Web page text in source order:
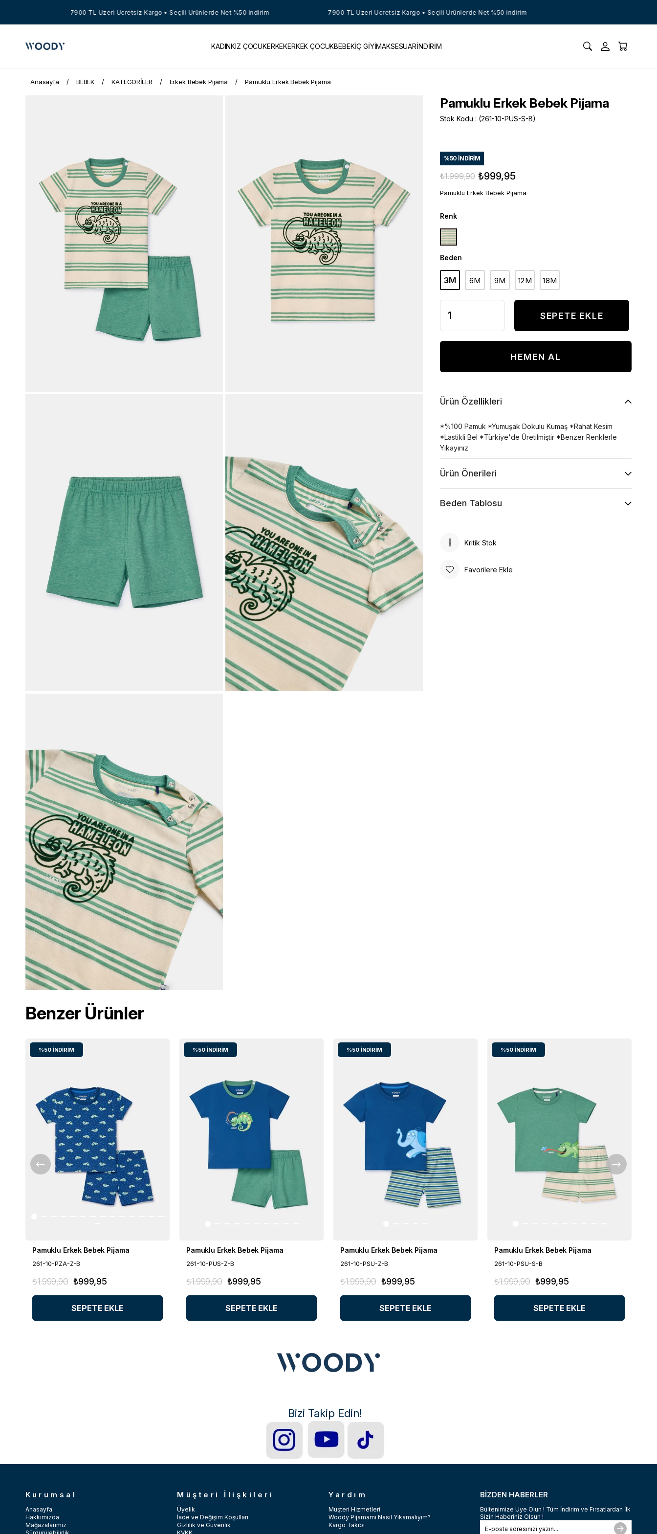
7900 TL Üzeri Ücretsiz Kargo • Seçili Ürünlerde Net %50 indirim 7900 TL Üzeri Ücretsiz Kargo • Seçili Ürünlerde Net %50 indirim
KADINKIZ ÇOCUKERKEKERKEK ÇOCUKBEBEKİÇ GİYİMAKSESUARİNDİRİM
Anasayfa BEBEK KATEGORİLER Erkek Bebek Pijama Pamuklu Erkek Bebek Pijama
Pamuklu Erkek Bebek Pijama
Stok Kodu (261-10-PUS-S-B)
%50 İNDIRIM
₺1.999,90 ₺999,95
Pamuklu Erkek Bebek Pijama
Renk
Beden
3M 6M 9M 12M 18M
Ürün Özellikleri
*%100 Pamuk *Yumuşak Dokulu Kumaş *Rahat Kesim
*Lastikli Bel *Türkiye'de Üretilmiştir *Benzer Renklerle
Yıkayınız
Ürün Önerileri
Beden Tablosu
Kritik Stok
Favorilere Ekle
Benzer Ürünler
Pamuklu Erkek Bebek Pijama
261-10-PZA-Z-B
₺999,95
₺1.999,90
SEPETE EKLE
%50 İNDIRIM
Pamuklu Erkek Bebek Pijama
261-10-PUS-Z-B
₺999,95
₺1.999,90
SEPETE EKLE
%50 İNDIRIM
Pamuklu Erkek Bebek Pijama
261-10-PSU-Z-B
₺999,95
₺1.999,90
SEPETE EKLE
%50 İNDIRIM
Pamuklu Erkek Bebek Pijama
261-10-PSU-S-B
₺999,95
₺1.999,90
SEPETE EKLE
%50 İNDIRIM
Bizi Takip Edin!
Kurumsal
Anasayfa
Hakkımızda
Mağazalarımız
Müşteri İlişkileri
Üyelik
İade ve Değişim Koşulları
Gizlilik ve Güvenlik
Yardım
Müşteri Hizmetleri
Woody Pijamamı Nasıl Yıkamalıyım?
Kargo Takibi
BİZDEN HABERLER
Bültenimize Üye Olun ! Tüm İndirim ve Fırsatlardan İlk
Sizin Haberiniz Olsun !